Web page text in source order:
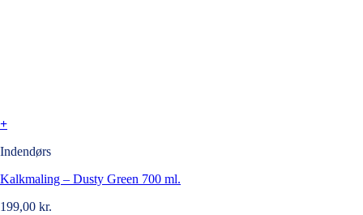
+
Indendørs
Kalkmaling – Dusty Green 700 ml.
199,00 kr.